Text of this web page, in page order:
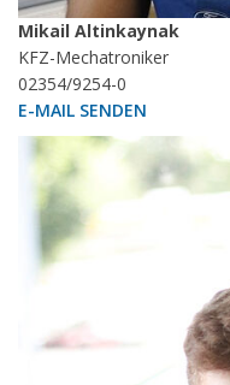
Mikail Altinkaynak
KFZ-Mechatroniker
02354/9254-0
E-MAIL SENDEN